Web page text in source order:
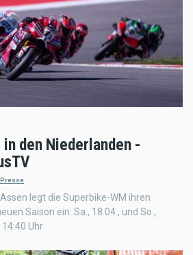
den Niederlanden -
legt die Superbike-WM ihren
Saison ein: Sa., 18.04., und So.,
Uhr